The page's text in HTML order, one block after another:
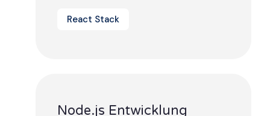
React Stack
Node.js Entwicklung